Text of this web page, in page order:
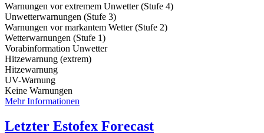
Warnungen vor extremem Unwetter (Stufe 4)
Unwetterwarnungen (Stufe 3)
Warnungen vor markantem Wetter (Stufe 2)
Wetterwarnungen (Stufe 1)
Vorabinformation Unwetter
Hitzewarnung (extrem)
Hitzewarnung
UV-Warnung
Keine Warnungen
Mehr Informationen
Letzter Estofex Forecast